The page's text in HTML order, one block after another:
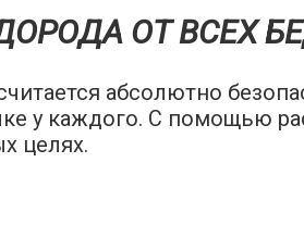
ОТ ВСЕХ
абсолютно
у каждого. С помощью
целях.